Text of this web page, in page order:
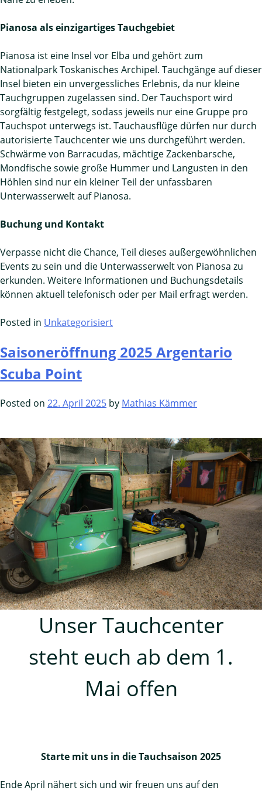
Pianosa als einzigartiges Tauchgebiet
Pianosa ist eine Insel vor Elba und gehört zum
Nationalpark Toskanisches Archipel. Tauchgänge auf dieser
Insel bieten ein unvergessliches Erlebnis, da nur kleine
Tauchgruppen zugelassen sind. Der Tauchsport wird
sorgfältig festgelegt, sodass jeweils nur eine Gruppe pro
Tauchspot unterwegs ist. Tauchausflüge dürfen nur durch
autorisierte Tauchcenter wie uns durchgeführt werden.
Schwärme von Barracudas, mächtige Zackenbarsche,
Mondfische sowie große Hummer und Langusten in den
Höhlen sind nur ein kleiner Teil der unfassbaren
Unterwasserwelt auf Pianosa.
Buchung und Kontakt
Verpasse nicht die Chance, Teil dieses außergewöhnlichen
Events zu sein und die Unterwasserwelt von Pianosa zu
erkunden. Weitere Informationen und Buchungsdetails
können aktuell telefonisch oder per Mail erfragt werden.
Posted in Unkategorisiert
Saisoneröffnung 2025 Argentario
Scuba Point
Posted on 22. April 2025 by Mathias Kämmer
Unser Tauchcenter
steht euch ab dem 1.
Mai offen
Starte mit uns in die Tauchsaison 2025
Ende April nähert sich und wir freuen uns auf den